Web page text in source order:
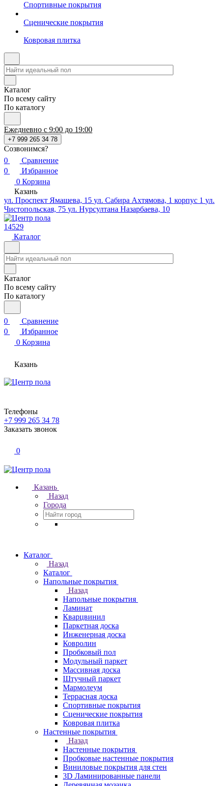
Спортивные покрытия
Сценические покрытия
Ковровая плитка
Каталог
По всему сайту
По каталогу
Ежедневно с 9:00 до 19:00
+7 999 265 34 78
Созвонимся?
0
Сравнение
0
Избранное
0 Корзина
Казань
ул. Проспект Ямашева, 15 ул. Сабира Ахтямова, 1 корпус 1 ул.
Чистопольская, 75 ул. Нурсултана Назарбаева, 10
14529
Каталог
Каталог
По всему сайту
По каталогу
0
Сравнение
0
Избранное
0 Корзина
Казань
Телефоны
+7 999 265 34 78
Заказать звонок
0
Казань
Назад
Города
Каталог
Назад
Каталог
Напольные покрытия
Назад
Напольные покрытия
Ламинат
Кварцвинил
Паркетная доска
Инженерная доска
Ковролин
Пробковый пол
Модульный паркет
Массивная доска
Штучный паркет
Мармолеум
Террасная доска
Спортивные покрытия
Сценические покрытия
Ковровая плитка
Настенные покрытия
Назад
Настенные покрытия
Пробковые настенные покрытия
Виниловые покрытия для стен
3D Ламинированные панели